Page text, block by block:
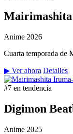
Mairimashita
Anime 2026
Cuarta temporada de
▶ Ver ahora Detalles
#7 en tendencia
Digimon
Anime 2025